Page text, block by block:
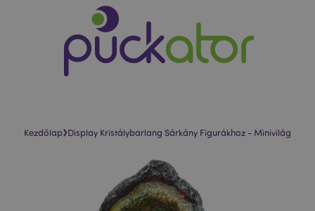
Kezdőlap›Display Kristálybarlang Sárkány Figurákhoz - Minivilág